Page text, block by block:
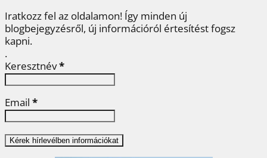
Iratkozz fel az oldalamon! Így minden új
blogbejegyzésről, új információról értesítést fogsz
kapni.
.
Keresztnév*
Email *